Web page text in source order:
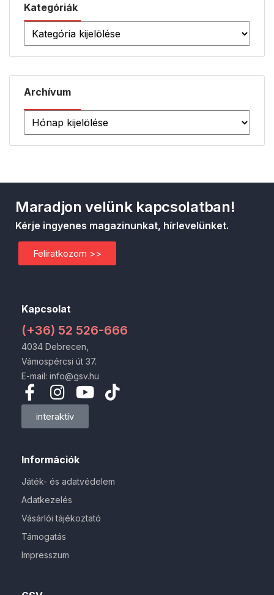
Kategóriák
Archívum
Információk
Játék- és adatvédelem
Adatkezelés
Vásárlói tájékoztató
Támogatás
Impresszum
Kapcsolat
(+36) 52 526-666
4034 Debrecen,
Vámospércsi út 37.
E-mail: info@gsv.hu
interaktív
Maradjon velünk kapcsolatban!
Kérje ingyenes magazinunkat, hírlevelünket.
Feliratkozom >>